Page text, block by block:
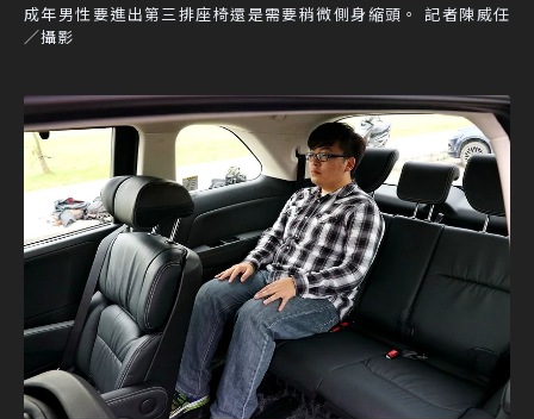
成年男性要進出第三排座椅還是需要稍微側身縮頭。 記者陳威任
／攝影